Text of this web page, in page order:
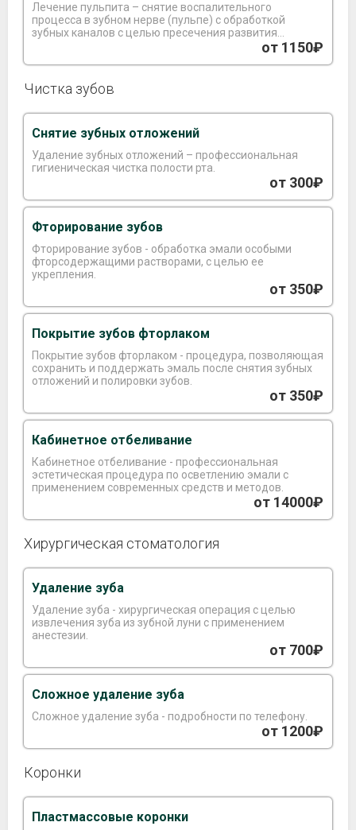
Лечение пульпита – снятие воспалительного
процесса в зубном нерве (пульпе) с обработкой
зубных каналов с целью пресечения развития
от 1150₽
Чистка зубов
Снятие зубных отложений
Удаление зубных отложений – профессиональная
гигиеническая чистка полости рта.
от 300₽
Фторирование зубов
Фторирование зубов - обработка эмали особыми
фторсодержащими растворами, с целью ее
укрепления.
от 350₽
Покрытие зубов фторлаком
Покрытие зубов фторлаком - процедура, позволяющая
сохранить и поддержать эмаль после снятия зубных
отложений и полировки зубов.
от 350₽
Кабинетное отбеливание
Кабинетное отбеливание - профессиональная
эстетическая процедура по осветлению эмали с
применением современных средств и методов.
от 14000₽
Хирургическая стоматология
Удаление зуба
Удаление зуба - хирургическая операция с целью
извлечения зуба из зубной луни с применением
анестезии.
от 700₽
Сложное удаление зуба
Сложное удаление зуба - подробности по телефону.
от 1200₽
Коронки
Пластмассовые коронки